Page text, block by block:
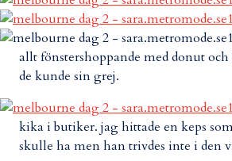
allt fönstershoppande med donut och
de kunde sin grej.
kika i butiker. jag hittade en keps
skulle ha men han trivdes inte i den